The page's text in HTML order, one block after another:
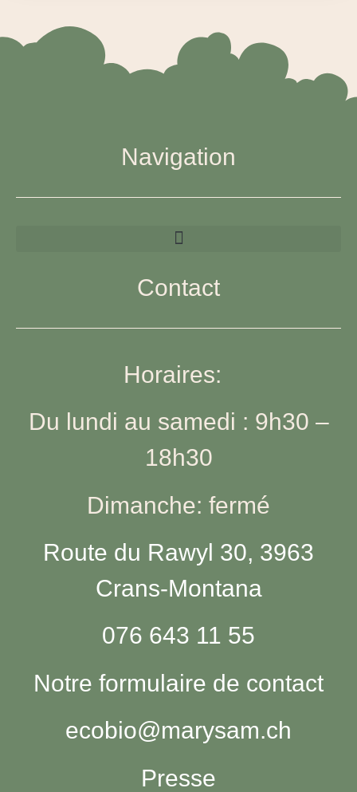
Navigation
Contact
Horaires:
Du lundi au samedi : 9h30 –
18h30
Dimanche: fermé
Route du Rawyl 30, 3963
Crans-Montana
076 643 11 55
Notre formulaire de contact
ecobio@marysam.ch
Presse